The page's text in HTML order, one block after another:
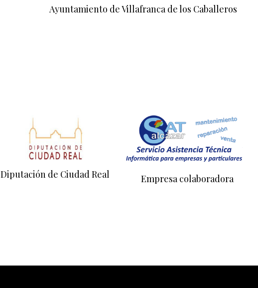
Ayuntamiento de Villafranca de los Caballeros
Diputación de Ciudad Real Empresa colaboradora